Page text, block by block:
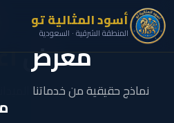
أسود المثالية تو
المنطقة الشرقية · السعودية
معرض
نماذج حقيقية من خدماتنا